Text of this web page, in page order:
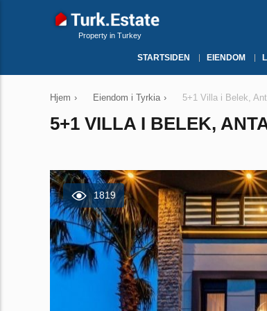
Property in Turkey
STARTSIDEN EIENDOM
Hjem › Eiendom i Tyrkia › 5+1 Villa i Belek,
5+1 VILLA I BELEK,
1819